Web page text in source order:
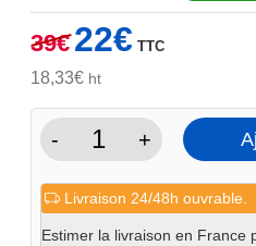
39€
Le
prix
initial
39€.
22€prix
22€.
TTC
18,33€ht
-
quantité
Butée
angle
+
Livraison 24/48h ouvrable.
Estimer la livraison en France